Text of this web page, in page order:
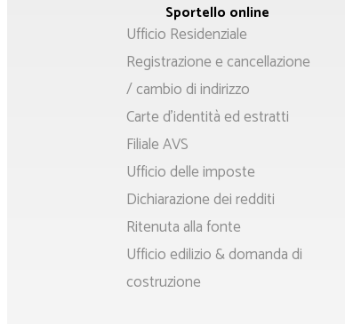
Sportello online
Menù
principale
Ufficio Residenziale
Registrazione e cancellazione
/ cambio di indirizzo
Carte d'identità ed estratti
Filiale AVS
Ufficio delle imposte
Dichiarazione dei redditi
Ritenuta alla fonte
Ufficio edilizio & domanda di
costruzione